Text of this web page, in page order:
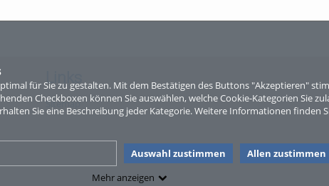
für Sie zu gestalten. Mit dem Bestätigen des Buttons "Akzeptieren"
Checkboxen können Sie auswählen, welche Cookie-Kategorien Sie
Sie eine Beschreibung jeder Kategorie. Weitere Informationen finden
Auswahl zustimmen
Allen zustimmen
Mehr anzeigen
Links
Sitemap